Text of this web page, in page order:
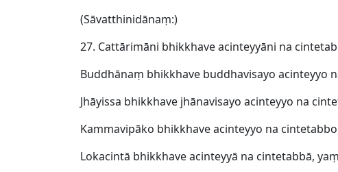
(Sāvatthinidānaṃ:)
27. Cattārimāni bhikkhave acinteyyāni na
Buddhānaṃ bhikkhave buddhavisayo acinteyyo
Jhāyissa bhikkhave jhānavisayo acinteyyo na
Kammavipāko bhikkhave acinteyyo na
Lokacintā bhikkhave acinteyyā na cintetabbā,